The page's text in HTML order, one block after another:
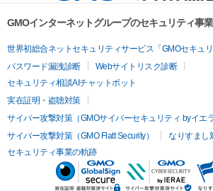
GMOインターネットグループのセキュリティ事
世界初総合ネットセキュリティサービス「GMOセキュリ
パスワード漏洩診断
Webサイトリスク診断
セキュリティ相談AIチャットボット
実在証明・盗聴対策
サイバー攻撃対策（GMOサイバーセキュリティ byイエラ
サイバー攻撃対策（GMO Flatt Security）
なりすまし
セキュリティ事業の軌跡